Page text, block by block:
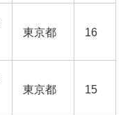
東京都 16
東京都 15